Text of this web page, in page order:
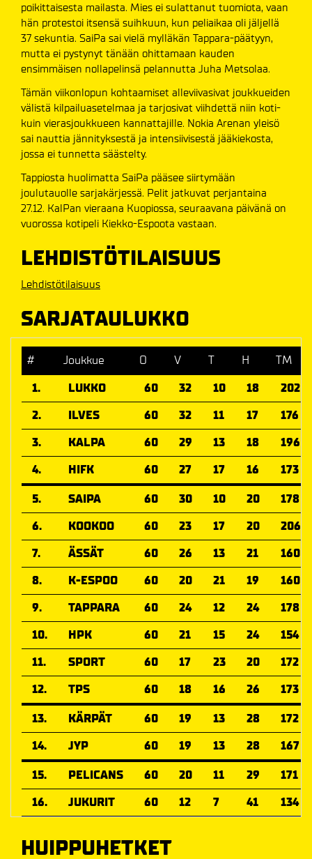
poikittaisesta mailasta. Mies ei sulattanut tuomiota, vaan
hän protestoi itsensä suihkuun, kun peliaikaa oli jäljellä
37 sekuntia. SaiPa sai vielä mylläkän Tappara-päätyyn,
mutta ei pystynyt tänään ohittamaan kauden
ensimmäisen nollapelinsä pelannutta Juha Metsolaa.
Tämän viikonlopun kohtaamiset alleviivasivat joukkueiden
välistä kilpailuasetelmaa ja tarjosivat viihdettä niin koti-
kuin vierasjoukkueen kannattajille. Nokia Arenan yleisö
sai nauttia jännityksestä ja intensiivisestä jääkiekosta,
jossa ei tunnetta säästelty.
Tappiosta huolimatta SaiPa pääsee siirtymään
joulutauolle sarjakärjessä. Pelit jatkuvat perjantaina
27.12. KalPan vieraana Kuopiossa, seuraavana päivänä on
vuorossa kotipeli Kiekko-Espoota vastaan.
LEHDISTÖTILAISUUS
Lehdistötilaisuus
SARJATAULUKKO
# Joukkue O V T H
TM
1.
LUKKO 60 32 10 18
202
2.
ILVES 60 32 11 17
176
3.
KALPA 60 29 13 18
196
4.
HIFK 60 27 17 16
173
5.
SAIPA 60 30 10 20
178
6.
KOOKOO 60 23 17 20
206
7.
ÄSSÄT 60 26 13 21
160
8.
K-ESPOO 60 20 21 19
160
9.
TAPPARA 60 24 12 24
178
10.
HPK 60 21 15 24
154
11.
SPORT 60 17 23 20
172
12.
TPS 60 18 16 26
173
13.
KÄRPÄT 60 19 13 28
172
14.
JYP 60 19 13 28
167
15.
PELICANS 60 20 11 29
171
16.
JUKURIT 60 12 7 41 134
HUIPPUHETKET